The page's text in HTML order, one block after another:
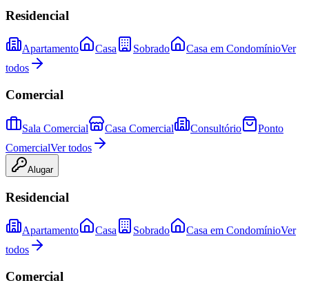
Residencial
Apartamento Casa Sobrado Casa em CondomínioVer
todos
Comercial
Sala Comercial Casa Comercial Consultório
Ponto
ComercialVer todos
Alugar
Residencial
Apartamento Casa Sobrado Casa em CondomínioVer
todos
Comercial